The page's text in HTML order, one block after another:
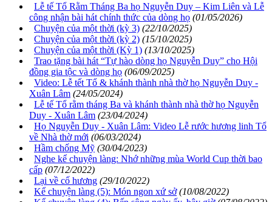
Lễ tế Tổ Rằm Tháng Ba họ Nguyễn Duy – Kim Liên và Lễ
công nhận bài hát chính thức của dòng họ (01/05/2026)
Chuyện của một thời (kỳ 3) (22/10/2025)
Chuyện của một thời (kỳ 2) (15/10/2025)
Chuyện của một thời (Kỳ 1) (13/10/2025)
Trao tặng bài hát “Tự hào dòng họ Nguyễn Duy” cho Hội
đồng gia tộc và dòng họ (06/09/2025)
Video: Lễ tết Tổ & khánh thành nhà thờ họ Nguyễn Duy -
Xuân Lâm (24/05/2024)
Lễ tế Tổ rằm tháng Ba và khánh thành nhà thờ họ Nguyễn
Duy - Xuân Lâm (23/04/2024)
Họ Nguyễn Duy - Xuân Lâm: Video Lễ rước hương linh Tổ
về Nhà thờ mới (06/03/2024)
Hầm chống Mỹ (30/04/2023)
Nghe kể chuyện làng: Nhớ những mùa World Cup thời bao
cấp (07/12/2022)
Lại về cố hương (29/10/2022)
Kể chuyện làng (5): Món ngon xứ sở (10/08/2022)